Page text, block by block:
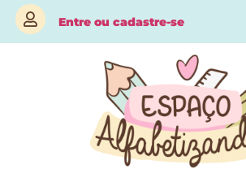
Entre oucadastre-se